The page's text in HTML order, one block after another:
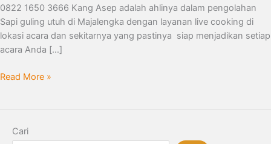
0822 1650 3666 Kang Asep adalah ahlinya dalam pengolahan
Sapi guling utuh di Majalengka dengan layanan live cooking di
lokasi acara dan sekitarnya yang pastinya siap menjadikan setiap
acara Anda […]
Read More »
Cari